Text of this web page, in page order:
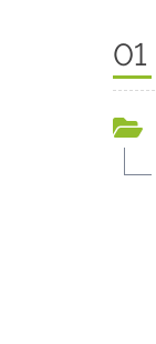
01